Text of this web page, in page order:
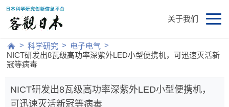
关于我们
> 科学研究 > 电子电气 >
NICT研发出8瓦级高功率深紫外LED小型便携机，可迅速灭活新
冠等病毒
NICT研发出8瓦级高功率深紫外LED小型便携机，
可迅速灭活新冠等病毒